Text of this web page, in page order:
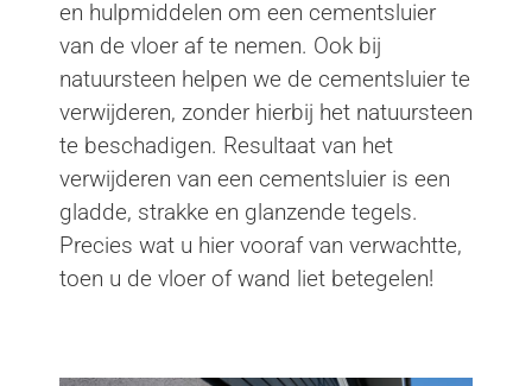
en hulpmiddelen om een cementsluier
van de vloer af te nemen. Ook bij
natuursteen helpen we de cementsluier te
verwijderen, zonder hierbij het natuursteen
te beschadigen. Resultaat van het
verwijderen van een cementsluier is een
gladde, strakke en glanzende tegels.
Precies wat u hier vooraf van verwachtte,
toen u de vloer of wand liet betegelen!